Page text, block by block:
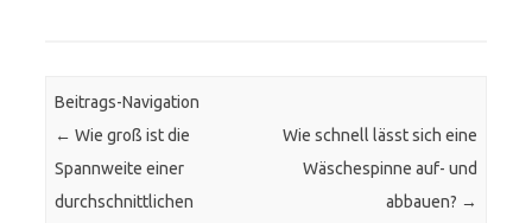
Beitrags-Navigation
← Wie groß ist die
Spannweite einer
durchschnittlichen
Wie schnell lässt sich eine
Wäschespinne auf- und
abbauen? →